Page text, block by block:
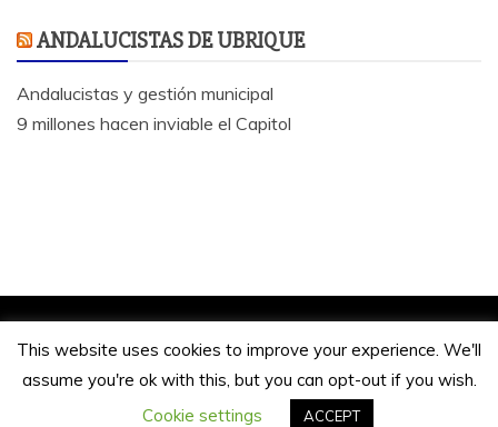
ANDALUCISTAS DE UBRIQUE
Andalucistas y gestión municipal
9 millones hacen inviable el Capitol
Jose Antonio Bautista 2020.
Funciona gracias a WordPress|Tema: Refined
Magazine de
Candid Themes
This website uses cookies to improve your experience. We'll
assume you're ok with this, but you can opt-out if you wish.
Cookie settings
ACCEPT